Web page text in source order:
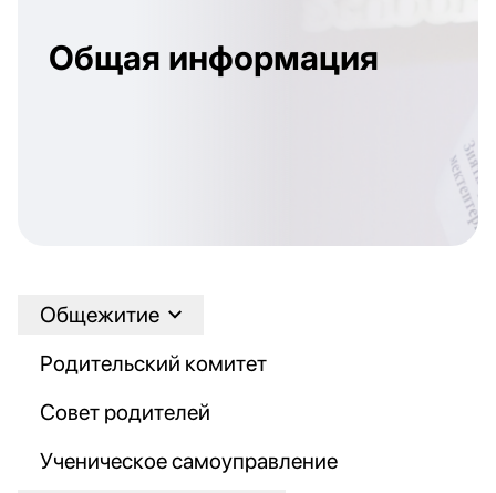
Общая информация
Общежитие
Родительский комитет
Совет родителей
Ученическое самоуправление